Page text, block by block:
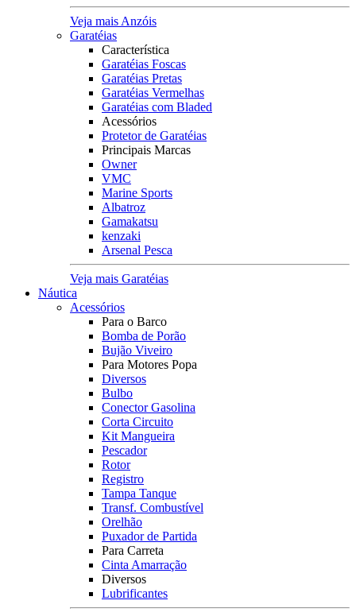
Veja mais Anzóis
Garatéias
Característica
Garatéias Foscas
Garatéias Pretas
Garatéias Vermelhas
Garatéias com Bladed
Acessórios
Protetor de Garatéias
Principais Marcas
Owner
VMC
Marine Sports
Albatroz
Gamakatsu
kenzaki
Arsenal Pesca
Veja mais Garatéias
Náutica
Acessórios
Para o Barco
Bomba de Porão
Bujão Viveiro
Para Motores Popa
Diversos
Bulbo
Conector Gasolina
Corta Circuito
Kit Mangueira
Pescador
Rotor
Registro
Tampa Tanque
Transf. Combustível
Orelhão
Puxador de Partida
Para Carreta
Cinta Amarração
Diversos
Lubrificantes